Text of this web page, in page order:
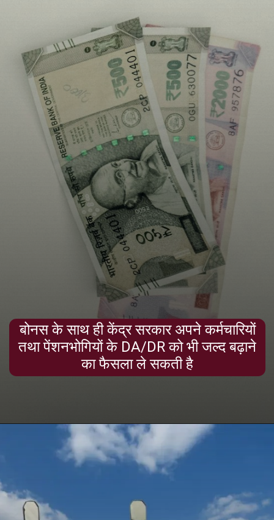
बोनस के साथ ही केंद्र सरकार अपने कर्मचारियों
तथा पेंशनभोगियों के DA/DR को भी जल्द बढ़ाने
का फैसला ले सकती है